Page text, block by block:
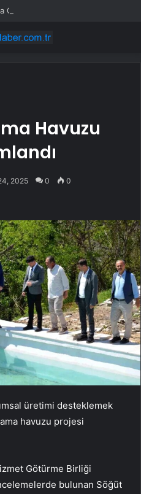
Bıçaklandı
Havuzu
2025 0 0
üretimi desteklemek
havuzu projesi
Götürme Birliği
bulunan Söğüt